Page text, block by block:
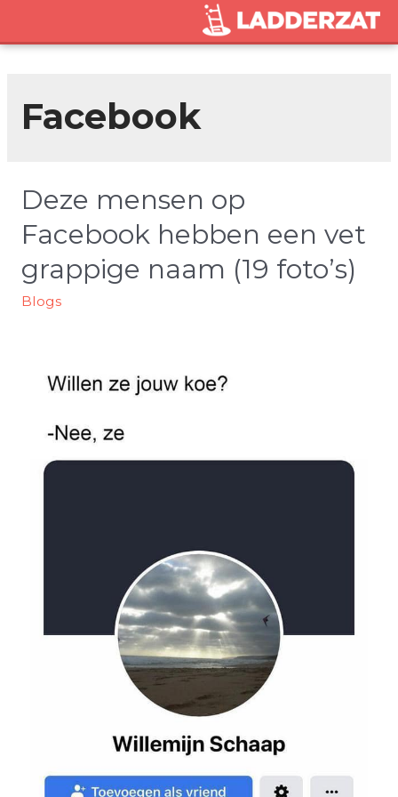
Facebook
Deze mensen op
Facebook hebben een vet
grappige naam (19 foto’s)
Blogs